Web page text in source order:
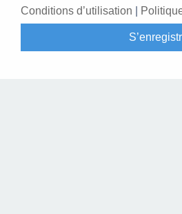
Conditions d’utilisation